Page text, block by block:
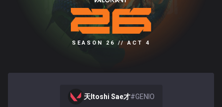
SEASON 26 // ACT 4
天Itoshi Sae才#GENIO